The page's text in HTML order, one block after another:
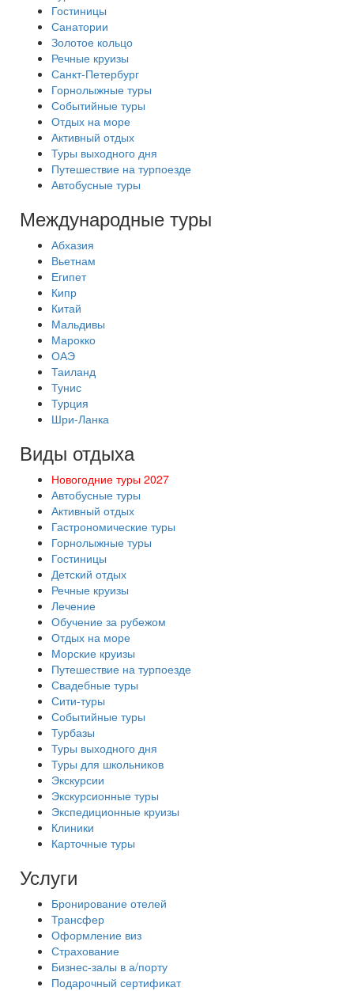
Гостиницы
Санатории
Золотое кольцо
Речные круизы
Санкт-Петербург
Горнолыжные туры
Событийные туры
Отдых на море
Активный отдых
Туры выходного дня
Путешествие на турпоезде
Автобусные туры
Международные туры
Абхазия
Вьетнам
Египет
Кипр
Китай
Мальдивы
Марокко
ОАЭ
Таиланд
Тунис
Турция
Шри-Ланка
Виды отдыха
Новогодние туры 2027
Автобусные туры
Активный отдых
Гастрономические туры
Горнолыжные туры
Гостиницы
Детский отдых
Речные круизы
Лечение
Обучение за рубежом
Отдых на море
Морские круизы
Путешествие на турпоезде
Свадебные туры
Сити-туры
Событийные туры
Турбазы
Туры выходного дня
Туры для школьников
Экскурсии
Экскурсионные туры
Экспедиционные круизы
Клиники
Карточные туры
Услуги
Бронирование отелей
Трансфер
Оформление виз
Страхование
Бизнес-залы в а/порту
Подарочный сертификат